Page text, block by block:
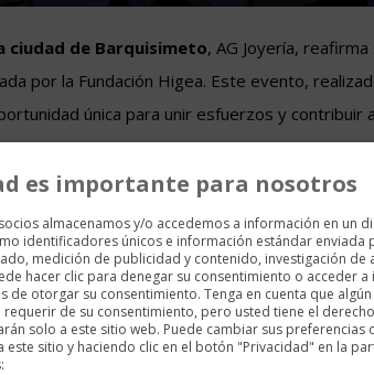
ciudad de Barquisimeto, AG Joyería,
por la Fundación Higea. Este evento,
única para unir esfuerzos y contribuir
es importante para nosotros
almacenamos y/o accedemos a información en un
identificadores únicos e información estándar
medición de publicidad y contenido, investigación de
hacer clic para denegar su consentimiento o acceder
de otorgar su consentimiento. Tenga en cuenta que
de su consentimiento, pero usted tiene el
solo a este sitio web. Puede cambiar sus
este sitio y haciendo clic en el botón "Privacidad" en la